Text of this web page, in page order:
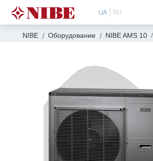
UA RU
NIBE Оборудование NIBE AMS 10